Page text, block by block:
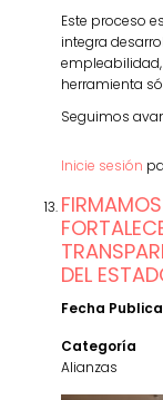
Este proceso
integra
herramienta
Seguimos
Inicie sesión
DEL
Fecha
Categoría
Alianzas